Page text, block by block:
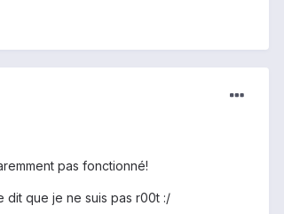
pas fonctionné!
dit que je ne suis pas r00t :/